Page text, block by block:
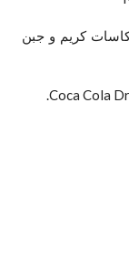
كريم و جبن